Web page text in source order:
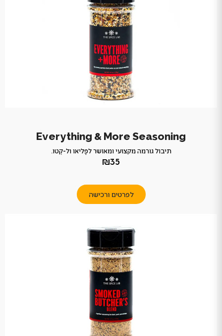
Everything & More Seasoning
תיבול גורמה מקצועי ומאושר לפָּליאו ול-קֶטו.
₪35
לפרטים ורכישה